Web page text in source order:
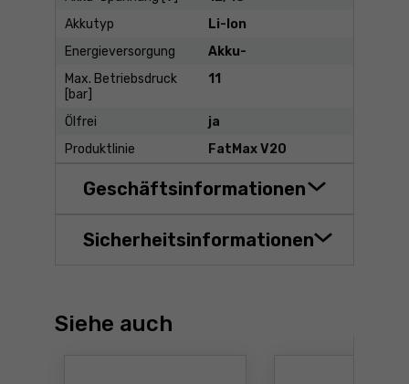
Akkutyp
Li-Ion
Energieversorgung
Akku-
Max. Betriebsdruck
[bar]
11
Ölfrei
ja
Produktlinie
FatMax V20
Geschäftsinformationen
Sicherheitsinformationen
Siehe auch